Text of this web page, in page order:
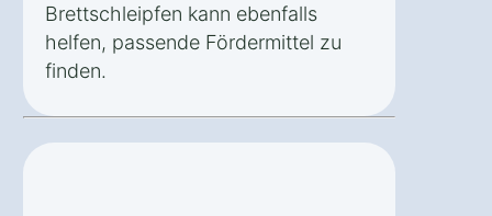
Brettschleipfen kann ebenfalls
helfen, passende Fördermittel zu
finden.